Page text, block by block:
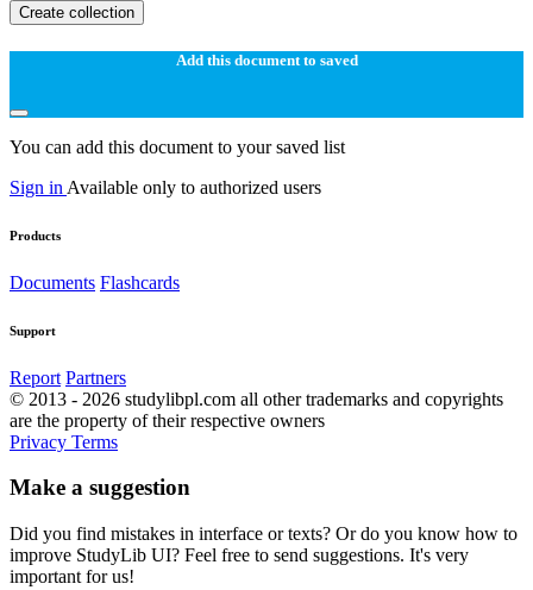
Create collection
Add this document to saved
You can add this document to your saved list
Sign in Available only to authorized users
Products
Documents Flashcards
Support
Report Partners
© 2013 - 2026 studylibpl.com all other trademarks and copyrights
are the property of their respective owners
Privacy Terms
Make a suggestion
Did you find mistakes in interface or texts? Or do you know how to
improve StudyLib UI? Feel free to send suggestions. It's very
important for us!